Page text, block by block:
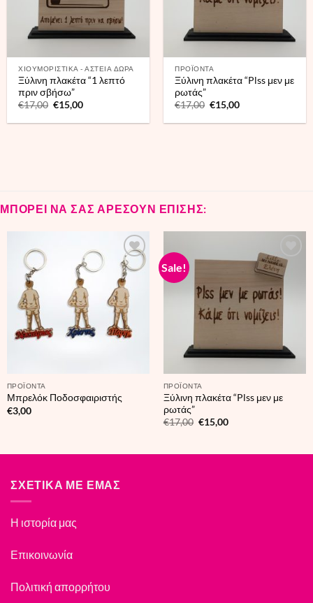
ΧΙΟΥΜΟΡΙΣΤΙΚΑ - ΑΣΤΕΙΑ ΔΩΡΑ
Ξύλινη πλακέτα “1 λεπτό
πριν σβήσω”
€17,00 Original
price
was:
€15,00Current
is:
ΠΡΟΪΟΝΤΑ
Ξύλινη πλακέτα “Plss μεν με
ρωτάς”
€17,00 Original
price
was:
€15,00Current
is:
ΜΠΟΡΕΙ ΝΑ ΣΑΣ ΑΡΕΣΟΥΝ ΕΠΙΣΗΣ:
ΠΡΟΪΟΝΤΑ
Μπρελόκ Ποδοσφαιριστής
€3,00
Sale!
ΠΡΟΪΟΝΤΑ
Ξύλινη πλακέτα “Plss μεν με
ρωτάς”
€17,00 Original
price
€15,00Current
ΣΧΕΤΙΚΑ ΜΕ ΕΜΑΣ
Η ιστορία μας
Επικοινωνία
Πολιτική απορρήτου